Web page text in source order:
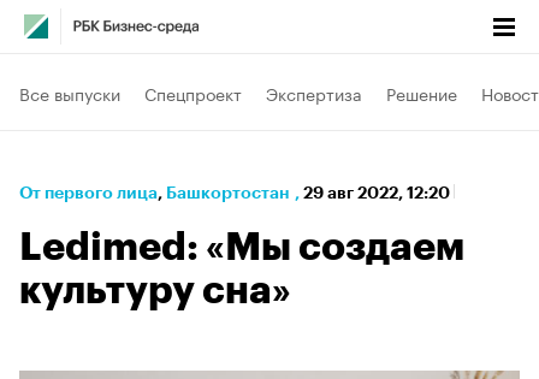
Все выпуски Спецпроект Экспертиза Решение
От первого лица⁠, Башкортостан , 29 авг 2022, 12:20
Ledimed: «Мы создаем
культуру сна»